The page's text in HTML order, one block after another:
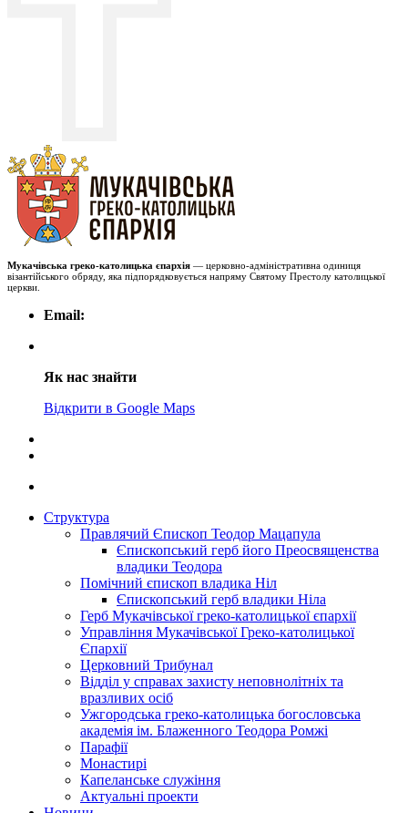
Мукачівська греко-католицька єпархія — церковно-адміністративна одиниця
візантійського обряду, яка підпорядковується напряму Святому Престолу католицької
церкви.
Email:
Як нас знайти
Відкрити в Google Maps
Структура
Правлячий Єпископ Теодор Мацапула
Єпископський герб його Преосвященства
владики Теодора
Помічний єпископ владика Ніл
Єпископський герб владики Ніла
Герб Мукачівської греко-католицької єпархії
Управління Мукачівської Греко-католицької
Єпархії
Церковний Трибунал
Відділ у справах захисту неповнолітніх та
вразливих осіб
Ужгородська греко-католицька богословська
академія ім. Блаженного Теодора Ромжі
Парафії
Монастирі
Капеланське служіння
Актуальні проекти